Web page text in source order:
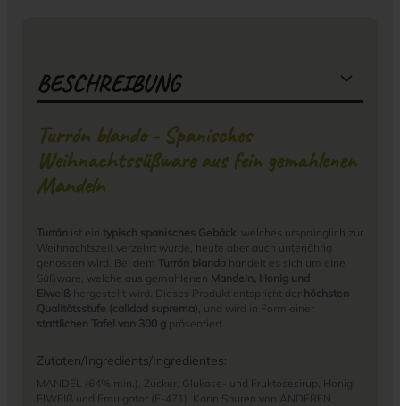
BESCHREIBUNG
Turrón blando - Spanisches
Weihnachtssüßware aus fein gemahlenen
Mandeln
Turrón ist ein typisch spanisches Gebäck, welches ursprünglich zur
Weihnachtszeit verzehrt wurde, heute aber auch unterjährig
genossen wird. Bei dem Turrón blando handelt es sich um eine
Süßware, welche aus gemahlenen Mandeln, Honig und
Eiweiß hergestellt wird. Dieses Produkt entspricht der
höchsten
Qualitätsstufe (calidad suprema), und wird in Form einer
stattlichen Tafel von 300 g präsentiert.
Zutaten/Ingredients/Ingredientes:
MANDEL (64% min.), Zucker, Glukose- und Fruktosesirup, Honig,
EIWEIß und Emulgator (E-471). Kann Spuren von ANDEREN